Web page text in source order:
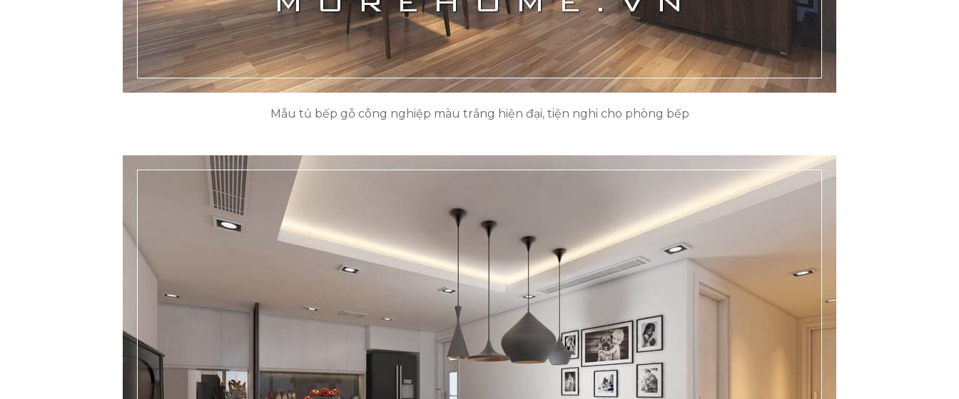
Mẫu tủ bếp gỗ công nghiệp màu trắng hiện đại, tiện nghi cho phòng bếp